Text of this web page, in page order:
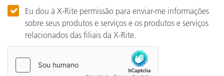
Eu dou à X-Rite permissão para enviar-me informações
sobre seus produtos e serviços e os produtos e serviços
relacionados das filiais da X-Rite.